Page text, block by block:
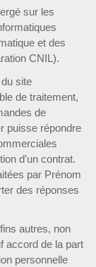
sur les
et des
CNIL).
site
de traitement,
de
puisse répondre
d'un contrat.
par Prénom
des réponses
autres, non
accord de la part
personnelle